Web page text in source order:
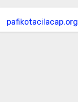
pafikotacilacap.org